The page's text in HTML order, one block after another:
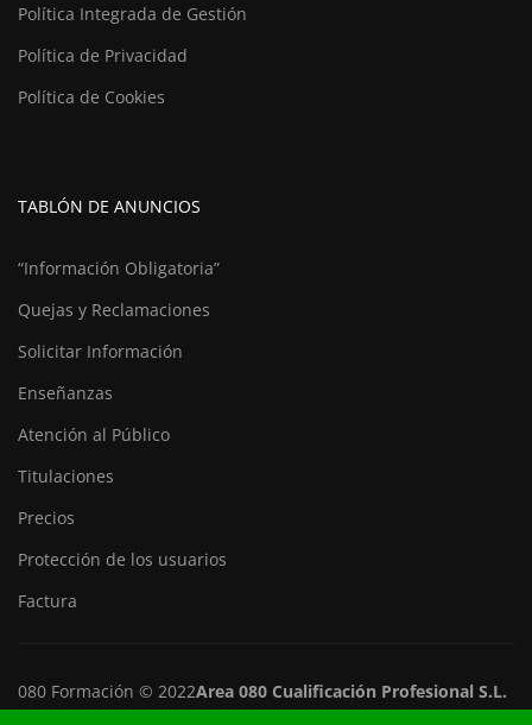
Política Integrada de Gestión
Política de Privacidad
Política de Cookies
TABLÓN DE ANUNCIOS
“Información Obligatoria”
Quejas y Reclamaciones
Solicitar Información
Enseñanzas
Atención al Público
Titulaciones
Precios
Protección de los usuarios
Factura
080 Formación © 2022Area 080 Cualificación Profesional S.L.